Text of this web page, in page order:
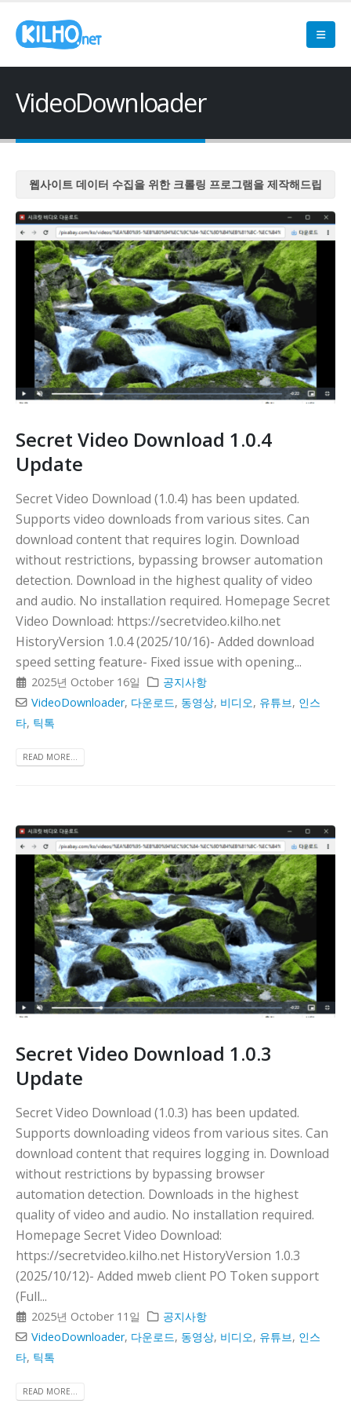
VideoDownloader
웹사이트 데이터 수집을 위한 크롤링 프로그램을 제작해드립
웹사이트 데이터 수집을 위한 크롤링 프로그램을 제작해드립
니다
웹사이트 데이터 수집을 위한 크롤링 프로그램을 제작해드립
니다
웹사이트 데이터 수집을 위한 크롤링 프로그램을 제작해드립
니다
웹사이트 데이터 수집을 위한 크롤링 프로그램을 제작해드립
니다
Secret Video Download 1.0.4
Update
Secret Video Download (1.0.4) has been updated.
Supports video downloads from various sites. Can
download content that requires login. Download
without restrictions, bypassing browser automation
detection. Download in the highest quality of video
and audio. No installation required. Homepage Secret
Video Download: https://secretvideo.kilho.net
HistoryVersion 1.0.4 (2025/10/16)- Added download
speed setting feature- Fixed issue with opening...
2025년 October 16일
공지사항
VideoDownloader, 다운로드, 동영상, 비디오, 유튜브, 인스
타, 틱톡
READ MORE...
Secret Video Download 1.0.3
Update
Secret Video Download (1.0.3) has been updated.
Supports downloading videos from various sites. Can
download content that requires logging in. Download
without restrictions by bypassing browser
automation detection. Downloads in the highest
quality of video and audio. No installation required.
Homepage Secret Video Download:
https://secretvideo.kilho.net HistoryVersion 1.0.3
(2025/10/12)- Added mweb client PO Token support
(Full...
2025년 October 11일
공지사항
VideoDownloader, 다운로드, 동영상, 비디오, 유튜브, 인스
타, 틱톡
READ MORE...